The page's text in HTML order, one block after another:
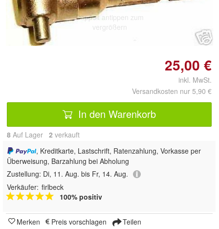
Doppelt antippen zum
vergrößern
25,00 €
inkl. MwSt.
Versandkosten nur 5,90 €
In den Warenkorb
8 Auf Lager 2 verkauft
, Kreditkarte, Lastschrift, Ratenzahlung, Vorkasse per
Überweisung, Barzahlung bei Abholung
Zustellung: Di, 11. Aug. bis Fr, 14. Aug.
Verkäufer: firlbeck
100% positiv
Merken Preis vorschlagen Teilen